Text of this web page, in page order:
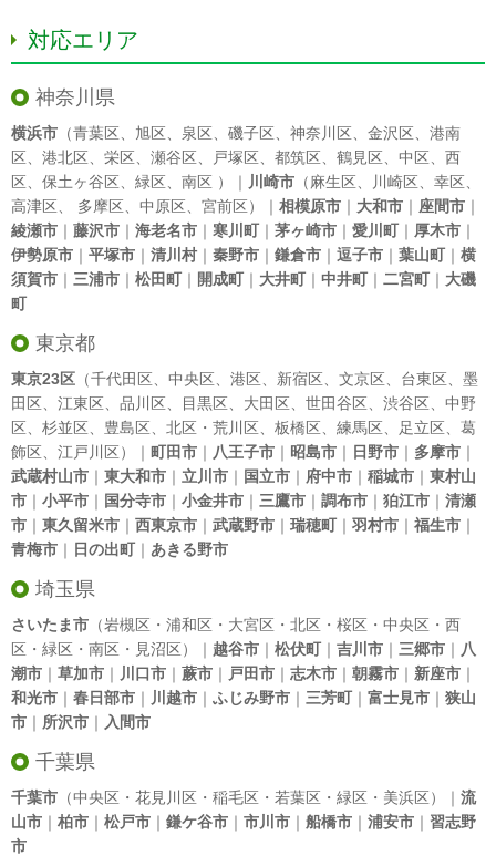
対応エリア
神奈川県
横浜市 （青葉区 旭区 泉区 磯子区 神奈川区 金沢区
港南
区
港北区 栄区 瀬谷区 戸塚区 都筑区 鶴見区 中区
西
区
保土ヶ谷区 緑区 南区 ）｜ 川崎市 （麻生区 川崎区 幸区
高津区
多摩区 中原区 宮前区）｜ 相模原市 ｜ 大和市 ｜ 座間市 ｜
綾瀬市 ｜ 藤沢市 ｜ 海老名市 ｜ 寒川町｜ 茅ヶ崎市 ｜ 愛川町｜ 厚木市 ｜
伊勢原市 ｜ 平塚市 ｜ 清川村｜ 秦野市 ｜ 鎌倉市 ｜ 逗子市 ｜ 葉山町｜ 横
須賀市 ｜ 三浦市 ｜ 松田町｜ 開成町｜ 大井町｜ 中井町｜ 二宮町｜ 大磯
町
東京都
東京23区 （千代田区 中央区 港区 新宿区 文京区 台東区
墨
田区
江東区 品川区 目黒区 大田区 世田谷区 渋谷区
中野
区
杉並区 豊島区 北区 ・ 荒川区 板橋区 練馬区 足立区
葛
飾区
江戸川区）｜ 町田市 ｜ 八王子市 ｜ 昭島市 ｜ 日野市 ｜ 多摩市 ｜
武蔵村山市 ｜ 東大和市 ｜ 立川市 ｜ 国立市 ｜ 府中市 ｜ 稲城市 ｜ 東村山
市 ｜ 小平市 ｜ 国分寺市 ｜ 小金井市 ｜ 三鷹市 ｜ 調布市 ｜ 狛江市 ｜ 清瀬
市 ｜ 東久留米市 ｜ 西東京市 ｜ 武蔵野市 ｜ 瑞穂町｜ 羽村市 ｜ 福生市 ｜
青梅市 ｜ 日の出町｜ あきる野市
埼玉県
さいたま市 （岩槻区・浦和区・大宮区・北区・桜区・中央区・西
区・緑区・南区・見沼区）｜ 越谷市 ｜ 松伏町｜ 吉川市 ｜ 三郷市 ｜ 八
潮市 ｜ 草加市 ｜ 川口市 ｜ 蕨市 ｜ 戸田市 ｜ 志木市 ｜ 朝霧市 ｜ 新座市 ｜
和光市 ｜ 春日部市 ｜ 川越市 ｜ ふじみ野市 ｜ 三芳町｜ 富士見市 ｜ 狭山
市 ｜ 所沢市 ｜ 入間市
千葉県
千葉市 （中央区・花見川区・稲毛区・若葉区・緑区・美浜区）｜ 流
山市 ｜ 柏市 ｜ 松戸市 ｜ 鎌ケ谷市 ｜ 市川市 ｜ 船橋市 ｜ 浦安市 ｜ 習志野
市